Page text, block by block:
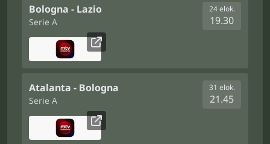
Bologna - Lazio
Serie A
24 elok.
19.30
Atalanta - Bologna
Serie A
31 elok.
21.45